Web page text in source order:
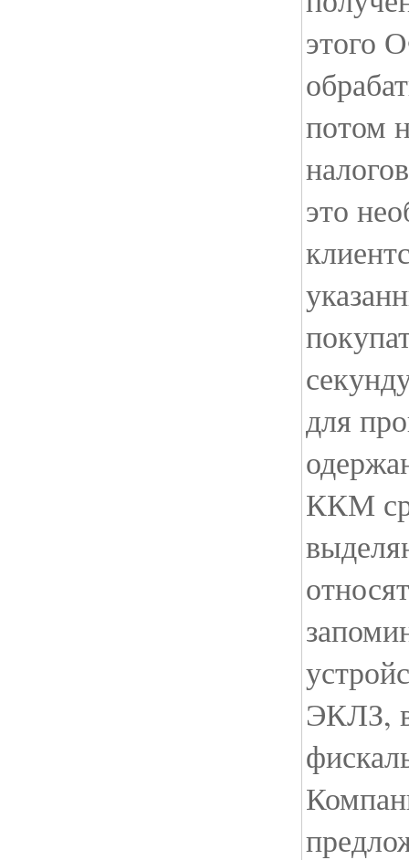
этого
потом
это
для
ККМ
ЭКЛЗ,